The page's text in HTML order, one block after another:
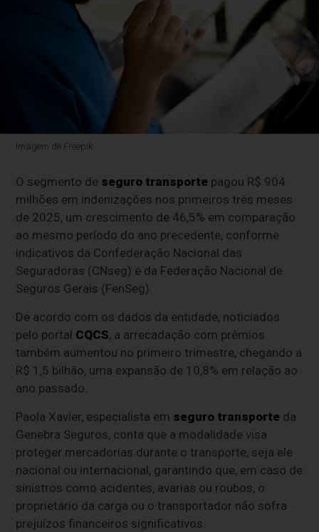
Imagem de Freepik
O segmento de seguro transporte pagou R$ 904
milhões em indenizações nos primeiros três meses
de 2025, um crescimento de 46,5% em comparação
ao mesmo período do ano precedente, conforme
indicativos da Confederação Nacional das
Seguradoras (CNseg) e da Federação Nacional de
Seguros Gerais (FenSeg).
De acordo com os dados da entidade, noticiados
pelo portal CQCS, a arrecadação com prêmios
também aumentou no primeiro trimestre, chegando a
R$ 1,5 bilhão, uma expansão de 10,8% em relação ao
ano passado.
Paola Xavier, especialista em seguro transporte da
Genebra Seguros, conta que a modalidade visa
proteger mercadorias durante o transporte, seja ele
nacional ou internacional, garantindo que, em caso de
sinistros como acidentes, avarias ou roubos, o
proprietário da carga ou o transportador não sofra
prejuízos financeiros significativos.